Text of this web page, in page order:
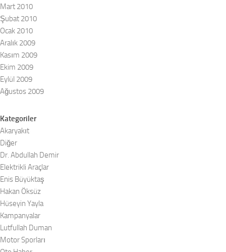
Mart 2010
Şubat 2010
Ocak 2010
Aralık 2009
Kasım 2009
Ekim 2009
Eylül 2009
Ağustos 2009
Kategoriler
Akaryakıt
Diğer
Dr. Abdullah Demir
Elektrikli Araçlar
Enis Büyüktaş
Hakan Öksüz
Hüseyin Yayla
Kampanyalar
Lutfullah Duman
Motor Sporları